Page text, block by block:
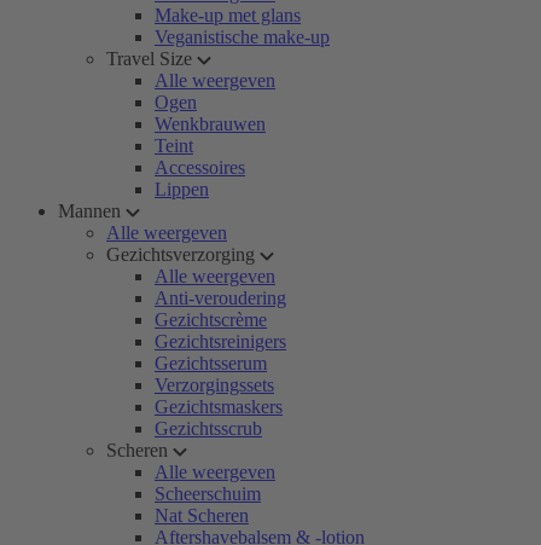
Make-up met glans
Veganistische make-up
Travel Size
Alle weergeven
Ogen
Wenkbrauwen
Teint
Accessoires
Lippen
Mannen
Alle weergeven
Gezichtsverzorging
Alle weergeven
Anti-veroudering
Gezichtscrème
Gezichtsreinigers
Gezichtsserum
Verzorgingssets
Gezichtsmaskers
Gezichtsscrub
Scheren
Alle weergeven
Scheerschuim
Nat Scheren
Aftershavebalsem & -lotion